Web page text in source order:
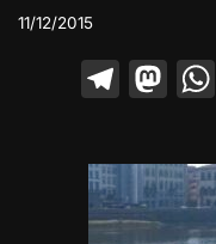
11/12/2015
T
e
gr
a
M
st
o
d